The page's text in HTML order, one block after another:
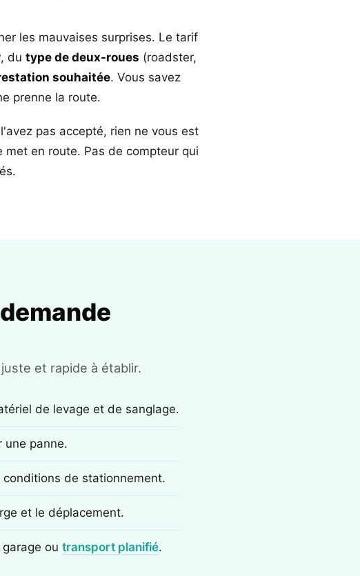
les mauvaises surprises. Le tarif
, du type de deux-roues (roadster,
souhaitée. Vous savez
prenne la route.
pas accepté, rien ne vous est
en route. Pas de compteur qui
et rapide à établir.
de levage et de sanglage.
une panne.
de stationnement.
et le déplacement.
ou transport planifié.